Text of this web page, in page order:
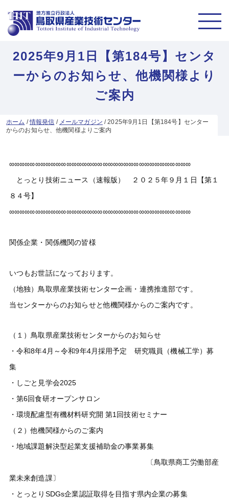
2025年9月1日【第184号】センタ
ーからのお知らせ、他機関様より
ご案内
ホーム /情報発信 / メールマガジン /2025年9月1日【第184号】センター
からのお知らせ、他機関様よりご案内
∞∞∞∞∞∞∞∞∞∞∞∞∞∞∞∞∞∞∞∞∞∞∞∞∞∞∞∞∞∞∞∞∞∞∞
とっとり技術ニュース（速報版） ２０２５年９月１日【第１
８４号】
∞∞∞∞∞∞∞∞∞∞∞∞∞∞∞∞∞∞∞∞∞∞∞∞∞∞∞∞∞∞∞∞∞∞∞
関係企業・関係機関の皆様
いつもお世話になっております。
（地独）鳥取県産業技術センター企画・連携推進部です。
当センターからのお知らせと他機関様からのご案内です。
（１）鳥取県産業技術センターからのお知らせ
・令和8年4月～令和9年4月採用予定 研究職員（機械工学）募
集
・しごと見学会2025
・第6回食研オープンサロン
・環境配慮型有機材料研究開 第1回技術セミナー
（２）他機関様からのご案内
・地域課題解決型起業支援補助金の事業募集
〔鳥取県商工労働部産
業未来創造課〕
・とっとりSDGs企業認証取得を目指す県内企業の募集